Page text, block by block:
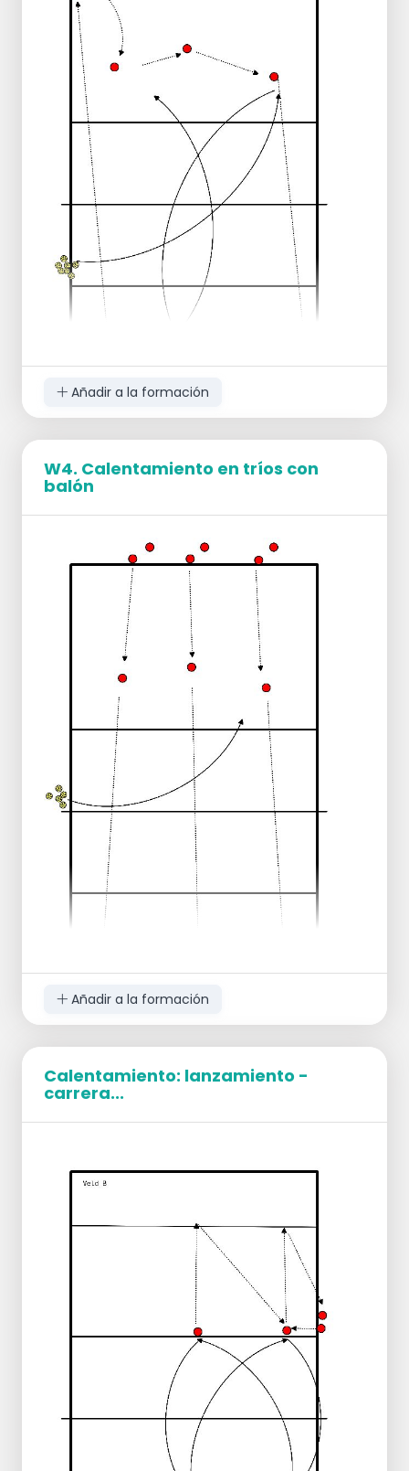
Pasos:
Crea dos filas de pilones con espacio
suficiente entre ellos para que un jugador
pueda tumbarse boca arriba.
Coloca 8 aros alrededor del primer pilón de
cada fila.
El primer jugador coge el primer aro y lo
coloca detrás de él sobre el siguiente pilón.
El siguiente jugador coge el aro y lo coloca
de nuevo detrás de él, hasta que todos los
aros hayan sido colocados alrededor del
pilón trasero.
Gana el equipo que primero coloca todos
los aros alrededor del pilón trasero.
2 tripletas en el campo.
A un lado 2 jugadores reservas y al otro 1.
Entrenador con carro de balones al lado.
El entrenador lleva el balón al equipo con 2
reservas.
Sólo OH juega y pasa.
Un jugador reserva ocupa el lugar del que
juega el balón por encima de la red.
Este va ahora en carrera hacia el otro
campo como reserva.
A balón parado de nuevo por el
entrenador.
Extra:
Empezar con 2 jugando uno con el otro y
más tarde uno contra el otro.
Consejo:
Mantener los balones detrás de la línea de
Añadir a la formación
W4. Calentamiento en tríos con
balón
2 tríos, cada uno a un lado de la red (y 1
El entrenador introduce el balón y en 3
intentos lo pasa por encima de la red.
Después de cada contacto con el balón, el
jugador toca un lado opuesto o la línea de
Sólo por arriba y por abajo, más tarde
posible ataque desde la posición
Rallies de juego
Extra: en caso de más de un trío, intercambio
Añadir a la formación
Calentamiento: lanzamiento -
carrera...